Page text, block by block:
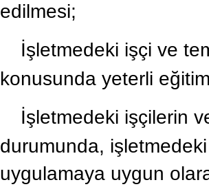
edilmesi;
İşletmedeki işçi ve
konusunda yeterli
İşletmedeki işçilerin
durumunda,
uygulamaya uygun